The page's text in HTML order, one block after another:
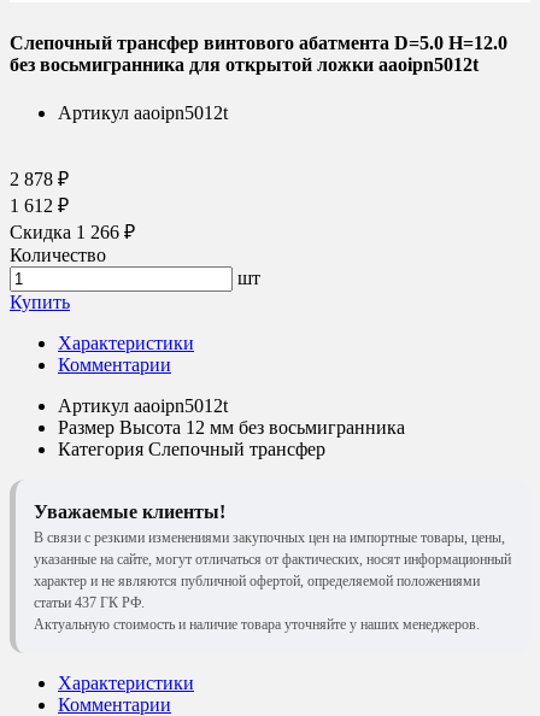
Слепочный трансфер винтового абатмента D=5.0 H=12.0
без восьмигранника для открытой ложки aaoipn5012t
Артикул aaoipn5012t
2 878 ₽
1 612 ₽
Скидка 1 266 ₽
Количество
шт
Купить
Характеристики
Комментарии
Артикул aaoipn5012t
Размер Высота 12 мм без восьмигранника
Категория Слепочный трансфер
Уважаемые клиенты!
В связи с резкими изменениями закупочных цен на импортные товары, цены,
указанные на сайте, могут отличаться от фактических, носят информационный
характер и не являются публичной офертой, определяемой положениями
статьи 437 ГК РФ.
Актуальную стоимость и наличие товара уточняйте у наших менеджеров.
Характеристики
Комментарии